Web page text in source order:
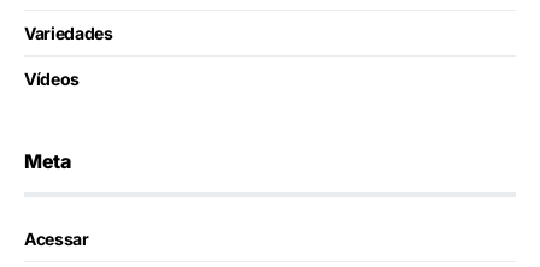
Variedades
Vídeos
Meta
Acessar